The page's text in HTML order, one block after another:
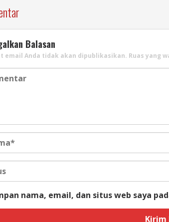
Balasan
email Anda tidak akan dipublikasikan. Ruas yang
nama, email, dan situs web saya